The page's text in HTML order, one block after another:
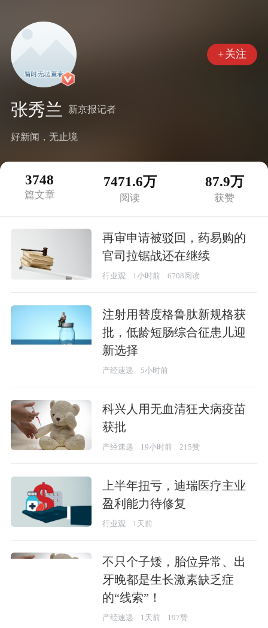
+关注
张秀兰 新京报记者
好新闻，无止境
3748
篇文章
7471.6万
阅读
87.9万
获赞
再审申请被驳回，药易购的
官司拉锯战还在继续
行业观 1小时前 6708阅读
注射用替度格鲁肽新规格获
批，低龄短肠综合征患儿迎
新选择
产经速递 5小时前
科兴人用无血清狂犬病疫苗
获批
产经速递 19小时前 215赞
上半年扭亏，迪瑞医疗主业
盈利能力待修复
行业观 1天前
不只个子矮，胎位异常、出
牙晚都是生长激素缺乏症
的“线索”！
产经速递 1天前 197赞